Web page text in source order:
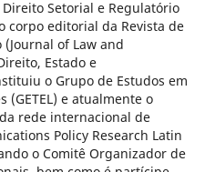
Setorial e Regulatório
corpo editorial da Revista de
of Law and
Estado e
o Grupo de Estudos em
(GETEL) e atualmente o
rede internacional de
Policy Research Latin
o Comitê Organizador de